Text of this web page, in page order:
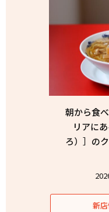
朝から食
リアに
ろ）］の
新